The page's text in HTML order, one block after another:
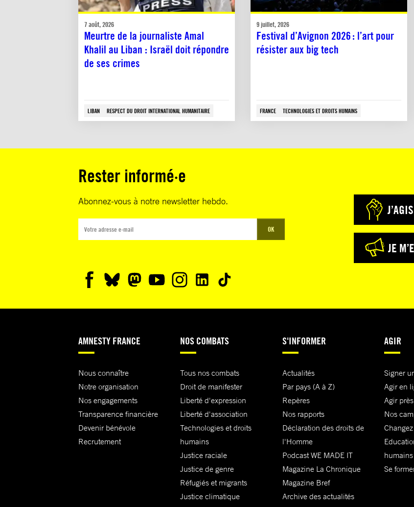
7 août, 2026
Meurtre de la journaliste Amal
Khalil au Liban : Israël doit répondre
de ses crimes
LIBAN RESPECT DU DROIT INTERNATIONAL HUMANITAIRE
9 juillet, 2026
Festival d’Avignon 2026 : l’art pour
résister aux big tech
FRANCE TECHNOLOGIES ET DROITS HUMAINS
Rester informé·e
Abonnez-vous à notre newsletter hebdo.
OK
J’AGIS
JE
AMNESTY FRANCE
Nous connaître
Notre organisation
Nos engagements
Transparence financière
Devenir bénévole
Recrutement
NOS COMBATS
Tous nos combats
Droit de manifester
Liberté d'expression
Liberté d'association
Technologies et droits
humains
Justice raciale
Justice de genre
Réfugiés et migrants
Justice climatique
S'INFORMER
Actualités
Par pays (A à Z)
Repères
Nos rapports
Déclaration des droits de
l'Homme
Podcast WE MADE IT
Magazine La Chronique
Magazine Bref
Archive des actualités
AGIR
Signer
Agir en
Agir
Nos
humains
Se